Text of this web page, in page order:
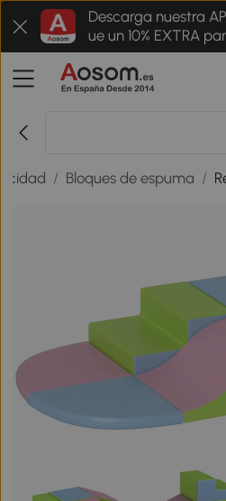
Descarga nuestra
ue un 10% EXTRA
r pedido
/ Bloques de espuma /